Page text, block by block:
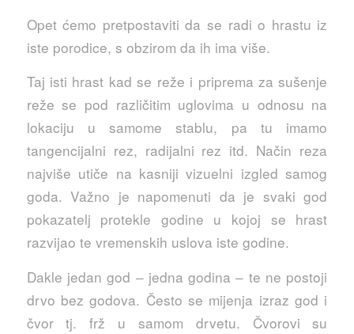
Opet ćemo pretpostaviti da se radi o hrastu iz
iste porodice, s obzirom da ih ima više.
Taj isti hrast kad se reže i priprema za sušenje
reže se pod različitim uglovima u odnosu na
lokaciju u samome stablu, pa tu imamo
tangencijalni rez, radijalni rez itd. Način reza
najviše utiče na kasniji vizuelni izgled samog
goda. Važno je napomenuti da je svaki god
pokazatelj protekle godine u kojoj se hrast
razvijao te vremenskih uslova iste godine.
Dakle jedan god – jedna godina – te ne postoji
drvo bez godova. Često se mijenja izraz god i
čvor tj. frž u samom drvetu. Čvorovi su